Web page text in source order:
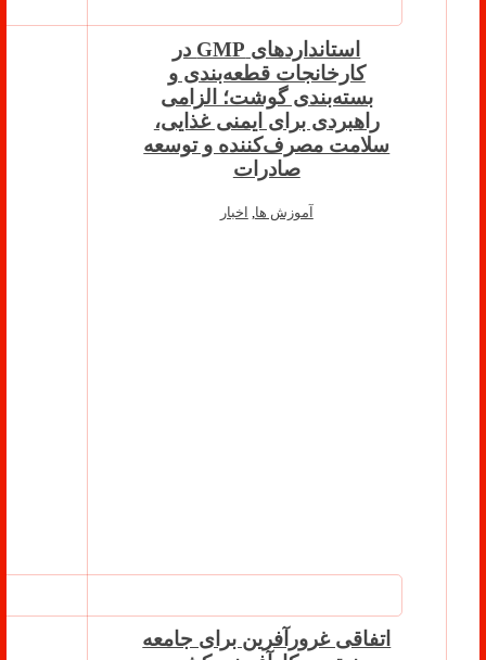
استانداردهای GMP در
کارخانجات قطعه‌بندی و
بسته‌بندی گوشت؛ الزامی
راهبردی برای ایمنی غذایی،
سلامت مصرف‌کننده و توسعه
صادرات
آموزش ها اخبار
اتفاقی غرورآفرین برای جامعه